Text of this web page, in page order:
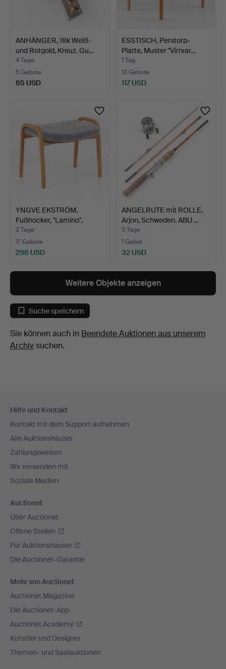
ANHÄNGER, 18k Weiß-
und Rotgold, Kreuz. Gu…
4 Tage
5 Gebote
65 USD
ESSTISCH, Perstorp-
Platte, Muster "Virrvar…
1 Tag
13 Gebote
117 USD
YNGVE EKSTRÖM.
Fußhocker, "Lamino",
Eiche/…
2 Tage
17 Gebote
296 USD
ANGELRUTE mit ROLLE,
Arjon, Schweden. ABU …
3 Tage
1 Gebot
32 USD
Weitere Objekte anzeigen
Suche speichern
Sie können auch in Beendete Auktionen aus unserem
Archivsuchen.
Navigation
Hilfe und Kontakt
Kontakt mit dem Support aufnehmen
Alle Auktionshäuser
Zahlungsweisen
Wir versenden mit
Soziale Medien
Auctionet
Über Auctionet
Offene Stellen
Für Auktionshäuser
Die Auctionet-Garantie
Mehr von Auctionet
Auctionet Magazine
Die Auctionet-App
Auctionet Academy
Künstler und Designer
Themen- und Saalauktionen